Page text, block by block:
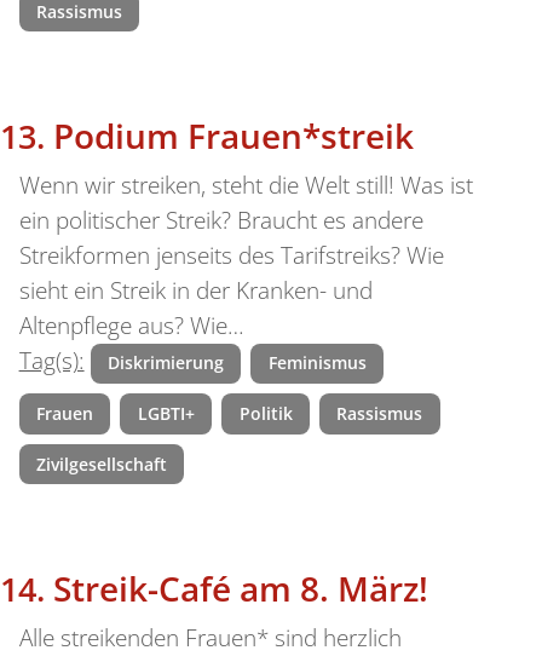
Rassismus
Podium Frauen*streik
Wenn wir streiken, steht die Welt still! Was ist
ein politischer Streik? Braucht es andere
Streikformen jenseits des Tarifstreiks? Wie
sieht ein Streik in der Kranken- und
Altenpflege aus? Wie…
Tag(s):
Diskrimierung Feminismus
Frauen LGBTI+ Politik Rassismus
Zivilgesellschaft
Streik-Café am 8. März!
Alle streikenden Frauen* sind herzlich